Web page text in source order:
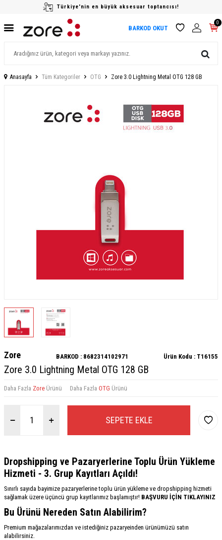
Türkiye'nin en büyük aksesuar toptancısı!
BARKOD OKUT
0
Anasayfa Tüm Kategoriler OTG Zore 3.0 Lightning Metal OTG 128 GB
Zore BARKOD : 8682314102971 Ürün Kodu : T16155
Zore 3.0 Lightning Metal OTG 128 GB
Daha Fazla Zore Ürünü Daha Fazla OTG Ürünü
SEPETE EKLE
Dropshipping ve Pazaryerlerine Toplu Ürün Yükleme
Hizmeti - 3. Grup Kayıtları Açıldı!
Sınırlı sayıda bayimize pazaryerlerine toplu ürün yükleme ve dropshipping hizmeti
sağlamak üzere üçüncü grup kayıtlarımız başlamıştır! BAŞVURU İÇİN TIKLAYINIZ
Bu Ürünü Nereden Satın Alabilirim?
Premium mağazalarımızdan ve istediğiniz pazaryeinden ürünümüzü satın
alabilirsiniz.